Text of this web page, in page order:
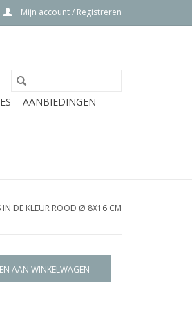
Mijn account / Registreren
AANBIEDINGEN
IN DE KLEUR ROOD Ø 8X16 CM
AAN WINKELWAGEN